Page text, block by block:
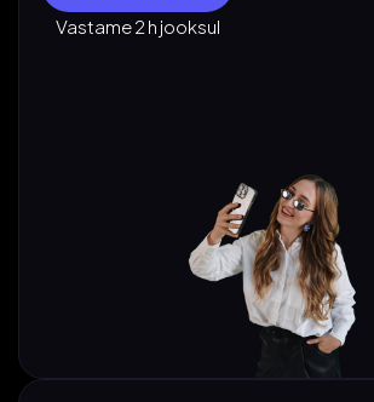
Vastame 2 h jooksul